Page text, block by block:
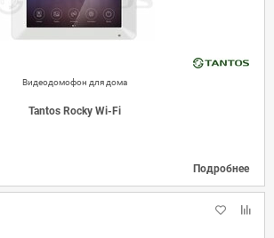
Видеодомофон для дома
Tantos Rocky Wi-Fi
Подробнее